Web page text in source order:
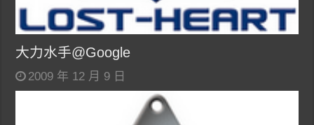
大力水手@Google
2009 年 12 月 9 日